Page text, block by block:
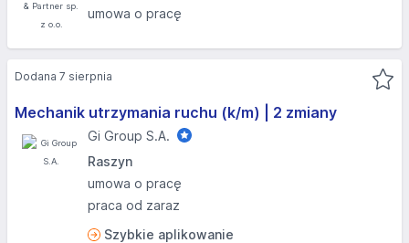
umowa o pracę
Mechanik utrzymania ruchu (k/m) | 2 zmiany
Gi Group S.A.
Raszyn
umowa o pracę
praca od zaraz
Szybkie aplikowanie
Dodana 7 sierpnia